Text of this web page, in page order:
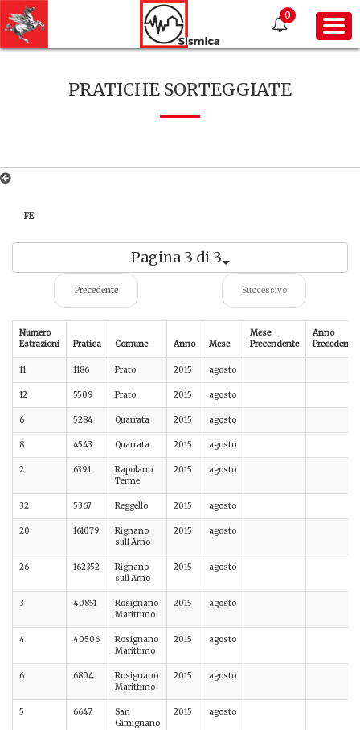
0
PRATICHE SORTEGGIATE
FE
Pagina 3 di 3
Precedente Successivo
Numero
Estrazioni
Pratica Comune Anno Mese
Mese
Precendente
Anno
Precedente
11 1186 Prato 2015 agosto
12 5509 Prato 2015 agosto
6 5284 Quarrata 2015 agosto
8 4543 Quarrata 2015 agosto
2 6391
Rapolano
Terme
2015 agosto
32 5367 Reggello 2015 agosto
20 161079
Rignano
sull Arno
2015 agosto
26 162352
Rignano
sull Arno
2015 agosto
3 40851
Rosignano
Marittimo
2015 agosto
4 40506
Rosignano
Marittimo
2015 agosto
6 6804
Rosignano
Marittimo
2015 agosto
5 6647
San
Gimignano
2015 agosto